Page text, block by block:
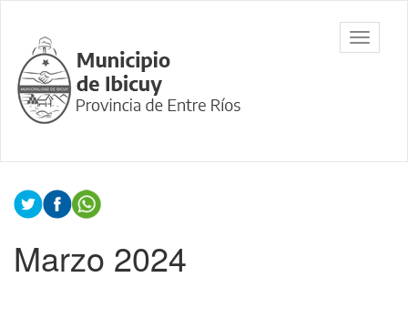
contenido
principal
Municipalidad
de Ibicuy,
Prov. de
Entre Ríos
barra
Contenido
principal
Marzo 2024